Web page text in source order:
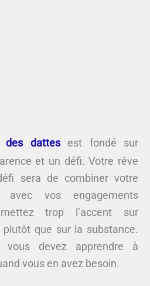
des dattesest fondé sur
et un défi. Votre rêve
sera de combiner votre
vos engagements
trop l’accent sur
plutôt que sur la substance.
vous devez apprendre à
vous en avez besoin.